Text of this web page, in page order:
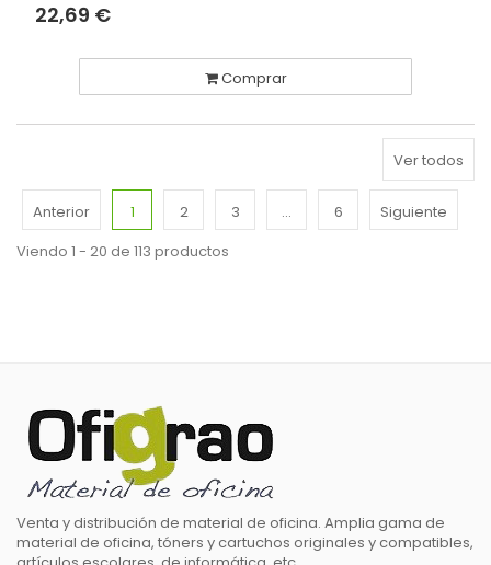
22,69 €
Comprar
Ver todos
Anterior 1 2 3 ... 6
Siguiente
Viendo 1 - 20 de 113 productos
Venta y distribución de material de oficina. Amplia gama de
material de oficina, tóners y cartuchos originales y compatibles,